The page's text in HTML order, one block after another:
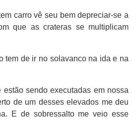
carro vê seu bem depreciar-se a
que as crateras se multiplicam
tem de ir no solavanco na ida e na
sendo executadas em nossa
de um desses elevados me deu
E de sobressalto me veio esse